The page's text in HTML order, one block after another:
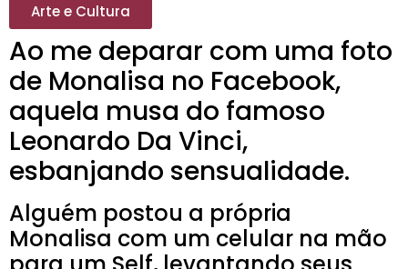
Arte e Cultura
Ao me deparar com uma foto
de Monalisa no Facebook,
aquela musa do famoso
Leonardo Da Vinci,
esbanjando sensualidade.
Alguém postou a própria
Monalisa com um celular na mão